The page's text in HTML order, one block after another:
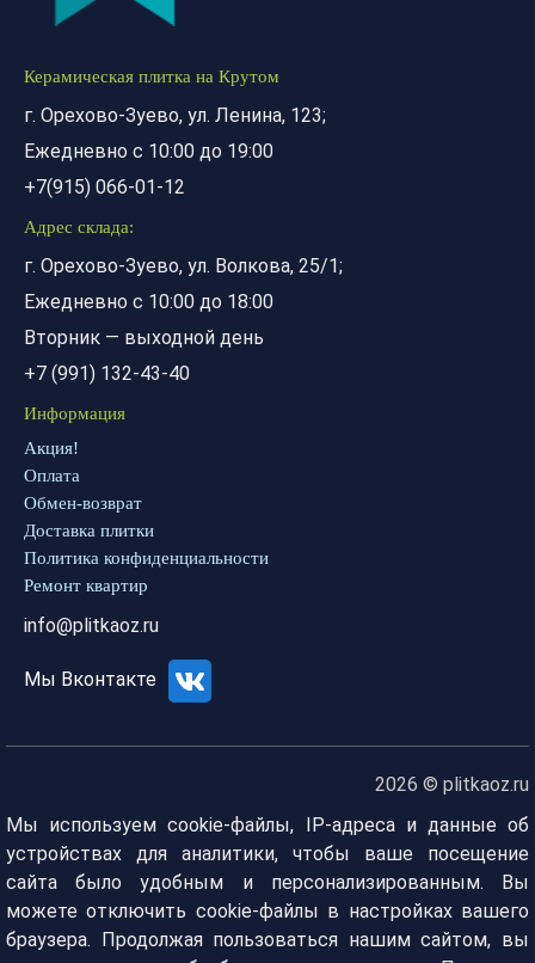
Керамическая плитка на Крутом
г. Орехово-Зуево, ул. Ленина, 123;
Ежедневно с 10:00 до 19:00
+7(915) 066-01-12
Адрес склада:
г. Орехово-Зуево, ул. Волкова, 25/1;
Ежедневно с 10:00 до 18:00
Вторник — выходной день
+7 (991) 132-43-40
Информация
Акция!
Оплата
Обмен-возврат
Доставка плитки
Политика конфиденциальности
Ремонт квартир
info@plitkaoz.ru
Мы Вконтакте
2026 © plitkaoz.ru
Мы используем cookie-файлы, IP-адреса и данные об
устройствах для аналитики, чтобы ваше посещение
сайта было удобным и персонализированным. Вы
можете отключить cookie-файлы в настройках вашего
браузера. Продолжая пользоваться нашим сайтом, вы